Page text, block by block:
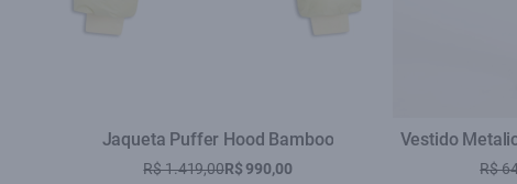
Jaqueta Puffer Hood Bamboo
R$ 1.419,00R$ 990,00
Vestido
R$